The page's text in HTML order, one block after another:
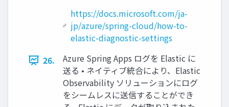
https://docs.microsoft.com/ja-
jp/azure/spring-cloud/how-to-
elastic-diagnostic-settings
26.
Azure Spring Apps ログを Elastic に
送る • ネイティブ統合により、Elastic
Observability ソリューションにログ
をシームレスに送信することができ